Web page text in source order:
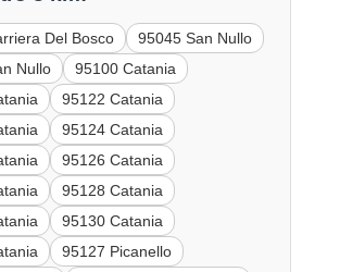
Del Bosco
95045 San Nullo
Nullo
95100 Catania
95122 Catania
95124 Catania
95126 Catania
95128 Catania
95130 Catania
95127 Picanello